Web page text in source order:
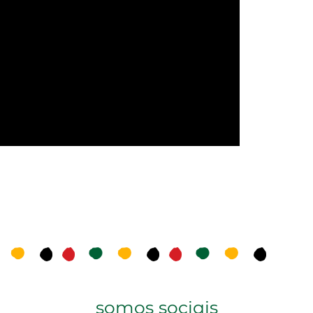
somos sociais